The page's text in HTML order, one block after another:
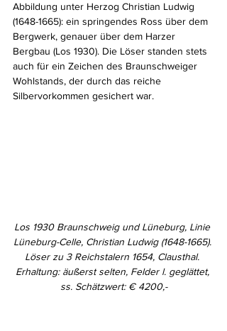
Abbildung unter Herzog Christian Ludwig
(1648-1665): ein springendes Ross über dem
Bergwerk, genauer über dem Harzer
Bergbau (Los 1930). Die Löser standen stets
auch für ein Zeichen des Braunschweiger
Wohlstands, der durch das reiche
Silbervorkommen gesichert war.
Los 1930 Braunschweig und Lüneburg, Linie
Lüneburg-Celle, Christian Ludwig (1648-1665).
Löser zu 3 Reichstalern 1654, Clausthal.
Erhaltung: äußerst selten, Felder l. geglättet,
ss. Schätzwert: € 4200,-